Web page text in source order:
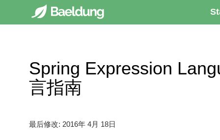
Spring Expression
言指南
最后修改: 2016年 4月 18日